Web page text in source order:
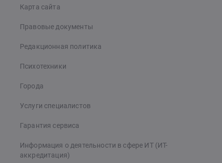
Карта сайта
Правовые документы
Редакционная политика
Психотехники
Города
Услуги специалистов
Гарантия сервиса
Информация о деятельности в сфере ИТ (ИТ-
аккредитация)